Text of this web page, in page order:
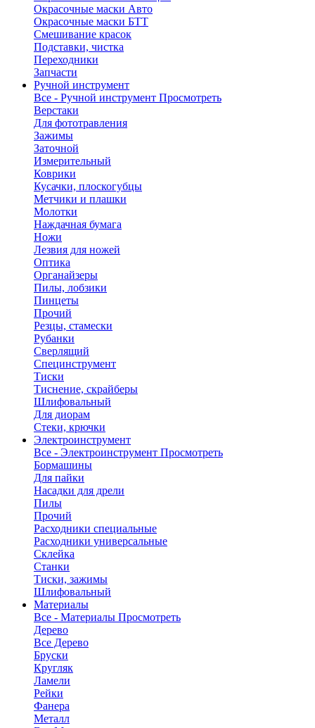
Окрасочные маски Авто
Окрасочные маски БТТ
Смешивание красок
Подставки, чистка
Переходники
Запчасти
Ручной инструмент
Все - Ручной инструмент Просмотреть
Верстаки
Для фототравления
Зажимы
Заточной
Измерительный
Коврики
Кусачки, плоскогубцы
Метчики и плашки
Молотки
Наждачная бумага
Ножи
Лезвия для ножей
Оптика
Органайзеры
Пилы, лобзики
Пинцеты
Прочий
Резцы, стамески
Рубанки
Сверлящий
Специнструмент
Тиски
Тиснение, скрайберы
Шлифовальный
Для диорам
Стеки, крючки
Электроинструмент
Все - Электроинструмент Просмотреть
Бормашины
Для пайки
Насадки для дрели
Пилы
Прочий
Расходники специальные
Расходники универсальные
Склейка
Станки
Тиски, зажимы
Шлифовальный
Материалы
Все - Материалы Просмотреть
Дерево
Все Дерево
Бруски
Кругляк
Ламели
Рейки
Фанера
Металл